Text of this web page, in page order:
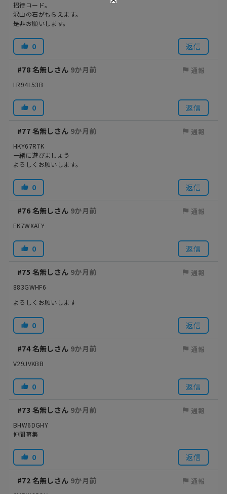
招待コード。
沢山の石がもらえます。
是非お願いします。
0 返信
#78 名無しさん 9か月前 通報
LR94L53B
0 返信
#77 名無しさん 9か月前 通報
HKY67R7K
一緒に遊びましょう
よろしくお願いします。
0 返信
#76 名無しさん 9か月前 通報
EK7WXATY
0 返信
#75 名無しさん 9か月前 通報
883GWHF6
よろしくお願いします
0 返信
#74名無しさん 9か月前 通報
V29JVKBB
0 返信
#73 名無しさん 9か月前 通報
BHW6DGHY
仲間募集
0 返信
#72 名無しさん 9か月前 通報